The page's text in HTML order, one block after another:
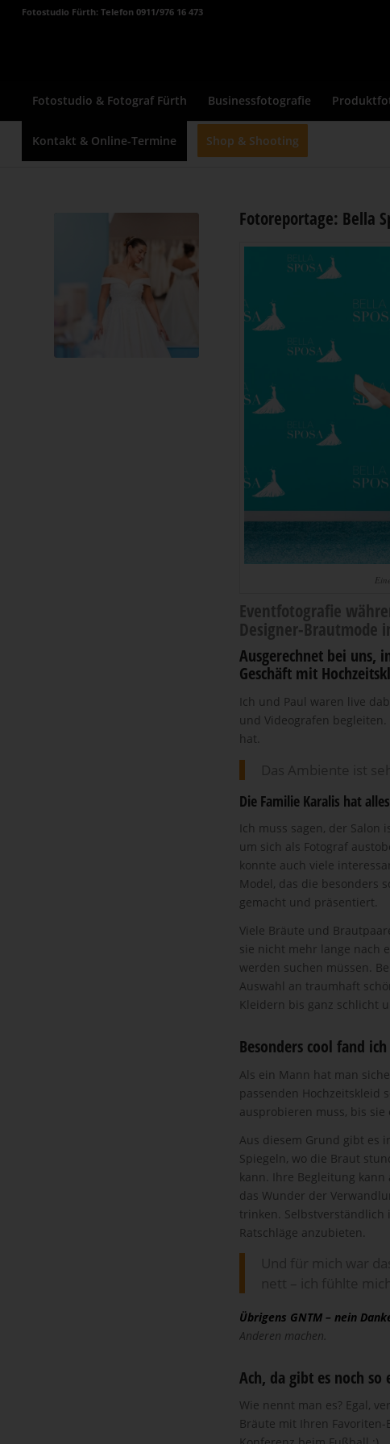
Fotostudio Fürth: Telefon 0911/976 16 473
Fotostudio & Fotograf Fürth Businessfotografie
Kontakt & Online-Termine Shop & Shooting
Fotoreportage: Bella
Eventfotografie
Designer-Brautmode
Ausgerechnet bei uns,
Geschäft mit
Ich und Paul waren live
und Videografen
hat.
Die Familie Karalis hat
Ich muss sagen, der Salon
um sich als Fotograf
konnte auch viele
Model, das die besonders
gemacht und präsentiert.
Viele Bräute und
sie nicht mehr lange nach
werden suchen müssen.
Auswahl an traumhaft
Kleidern bis ganz schlicht
Besonders cool fand
Als ein Mann hat man
passenden Hochzeitskleid
ausprobieren muss, bis
Aus diesem Grund gibt es
Spiegeln, wo die Braut
kann. Ihre Begleitung
das Wunder der
trinken. Selbstverständlich
Ratschläge anzubieten.
Übrigens GNTM – nein
Anderen machen.
Ach, da gibt es noch so
Wie nennt man es? Egal,
Bräute mit Ihren